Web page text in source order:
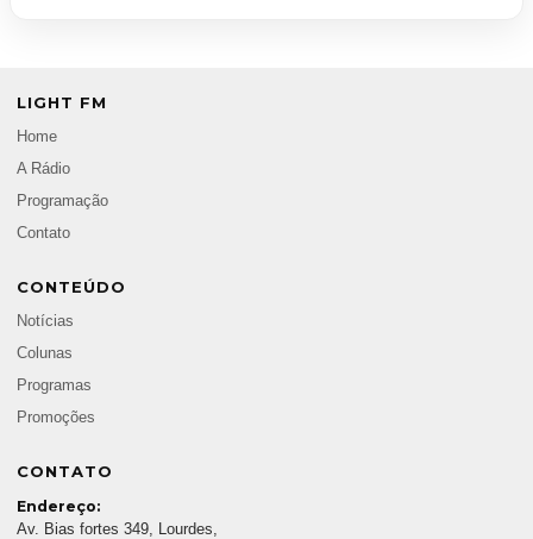
LIGHT FM
Home
A Rádio
Programação
Contato
CONTEÚDO
Notícias
Colunas
Programas
Promoções
CONTATO
Endereço:
Av. Bias fortes 349, Lourdes,